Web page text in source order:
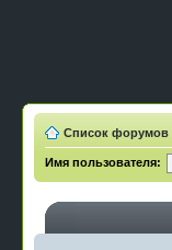
Список форумов
Имя пользователя: